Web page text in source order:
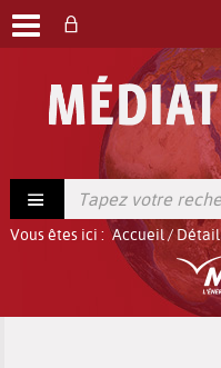
Vous êtes ici : Accueil/